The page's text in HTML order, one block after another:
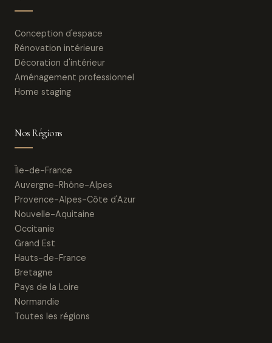
Conception d'espace
Rénovation intérieure
Décoration d'intérieur
Aménagement professionnel
Home staging
Nos Régions
Île-de-France
Auvergne-Rhône-Alpes
Provence-Alpes-Côte d'Azur
Nouvelle-Aquitaine
Occitanie
Grand Est
Hauts-de-France
Bretagne
Pays de la Loire
Normandie
Toutes les régions